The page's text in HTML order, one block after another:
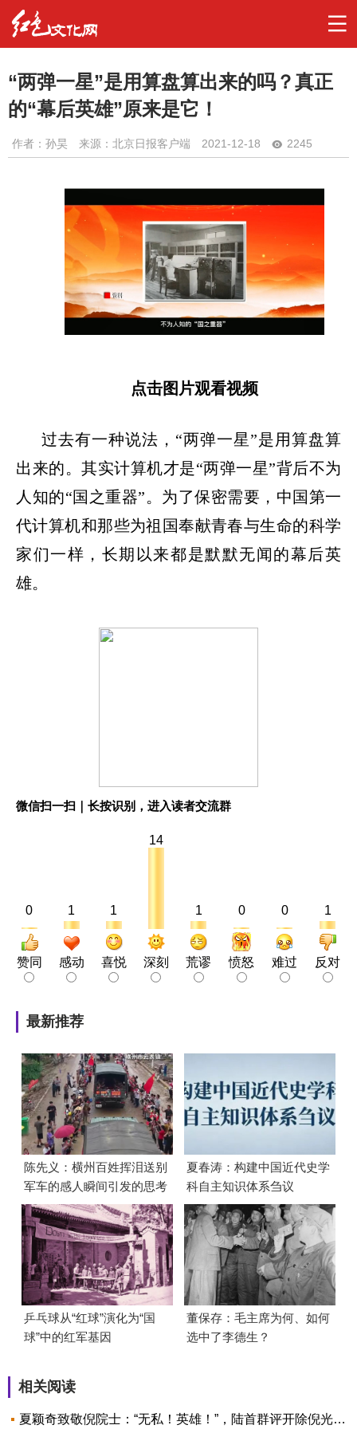
“两弹一星”是用算盘算出来的吗？真正
的“幕后英雄”原来是它！
作者： 孙昊 来源：北京日报客户端 2021-12-18 2245
点击图片观看视频
过去有一种说法， “两弹一星”是用算盘算
出来的。其实计算机才是“两弹一星”背后不为
人知的“国之重器”。为了保密需要，中国第一
代计算机和那些为祖国奉献青春与生命的科学
家们一样，长期以来都是默默无闻的幕后英
雄。
微信扫一扫｜长按识别，进入读者交流群
0
赞同
1
感动
1
喜悦
14
深刻
1
荒谬
0
愤怒
0
难过
1
反对
最新推荐
陈先义：横州百姓挥泪送别
军车的感人瞬间引发的思考
夏春涛：构建中国近代史学
科自主知识体系刍议
乒乓球从“红球”演化为“国
球”中的红军基因
董保存：毛主席为何、如何
选中了李德生？
相关阅读
夏颖奇致敬倪院士：“无私！英雄！”，陆首群评开除倪光南：“无情无义！”